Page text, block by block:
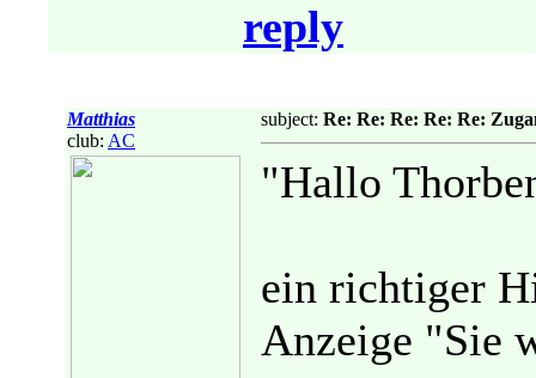
reply
Matthias
club: AC
subject: Re: Re: Re: Re: Re:
"Hallo
ein richtiger
Anzeige "Sie